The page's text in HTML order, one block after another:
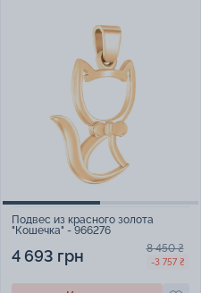
Подвес из красного золота
"Кошечка" - 966276
4 693 грн 8 450 ₴
-3 757 ₴